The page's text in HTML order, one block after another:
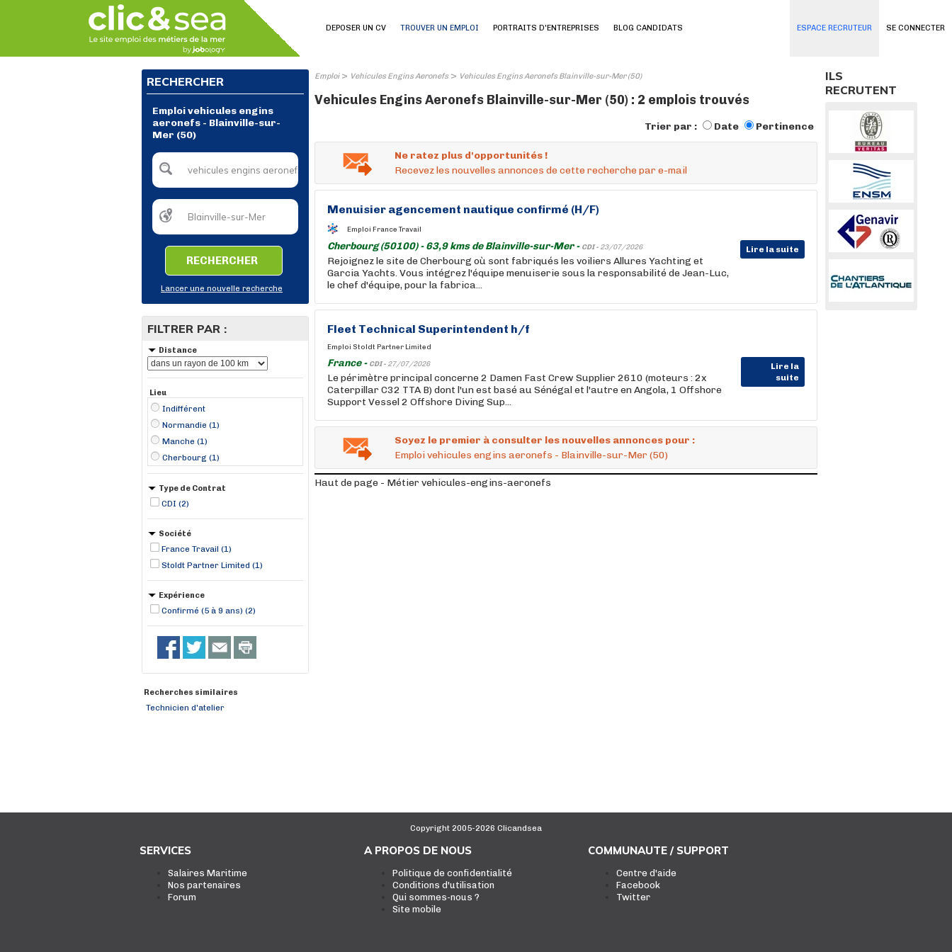
SE CONNECTER
DEPOSER UN CV TROUVER UN EMPLOI PORTRAITS D'ENTREPRISES BLOG CANDIDATS ESPACE RECRUTEUR
RECHERCHER
Emploi vehicules engins
aeronefs - Blainville-sur-
Mer (50)
RECHERCHER
Lancer une nouvelle recherche
FILTRER PAR :
Distance
Lieu
Indifférent
Normandie (1)
Manche (1)
Cherbourg (1)
Type de Contrat
CDI (2)
Société
France Travail (1)
Stoldt Partner Limited (1)
Expérience
Confirmé (5 à 9 ans) (2)
Recherches similaires
Technicien d'atelier
Emploi> Vehicules Engins Aeronefs> Vehicules Engins Aeronefs Blainville-sur-Mer (50)
Vehicules Engins Aeronefs Blainville-sur-Mer (50) : 2 emplois trouvés
Trier par : Date Pertinence
Ne ratez plus d'opportunités !
Recevez les nouvelles annonces de cette recherche par e-mail
Menuisier agencement nautique confirmé (H/F)
Emploi France Travail
Cherbourg (50100) - 63,9 kms de Blainville-sur-Mer - CDI - 23/07/2026 Lire la suite
Rejoignez le site de Cherbourg où sont fabriqués les voiliers Allures Yachting et
Garcia Yachts. Vous intégrez l'équipe menuiserie sous la responsabilité de Jean-Luc,
le chef d'équipe, pour la fabrica...
Fleet Technical Superintendent h/f
Emploi Stoldt Partner Limited
France - CDI - 27/07/2026
Lire la
suite
Le périmètre principal concerne 2 Damen Fast Crew Supplier 2610 (moteurs : 2x
Caterpillar C32 TTA B) dont l'un est basé au Sénégal et l'autre en Angola, 1 Offshore
Support Vessel 2 Offshore Diving Sup...
Soyez le premier à consulter les nouvelles annonces pour :
Emploi vehicules engins aeronefs - Blainville-sur-Mer (50)
Haut de page - Métier vehicules-engins-aeronefs
ILS
RECRUTENT
Copyright 2005-2026 Clicandsea
SERVICES
Salaires Maritime
Nos partenaires
Forum
A PROPOS DE NOUS
Politique de confidentialité
Conditions d'utilisation
Qui sommes-nous ?
Site mobile
COMMUNAUTE / SUPPORT
Centre d'aide
Facebook
Twitter